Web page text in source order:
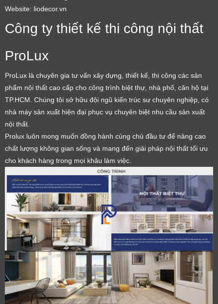
Website: liodecor.vn
Công ty thiết kế thi công nội thất
ProLux
ProLux là chuyên gia tư vấn xây dựng, thiết kế, thi công các sản
phẩm nội thất cao cấp cho công trình biệt thự, nhà phố, căn hộ tại
TP.HCM. Chúng tôi sở hữu đội ngũ kiến trúc sư chuyên nghiệp, có
nhà máy sản xuất hiện đại phục vụ chuyên biệt nhu cầu sản xuất
nội thất.
Prolux luôn mong muốn đồng hành cùng chủ đầu tư để nâng cao
chất lượng không gian sống và mang đến giải pháp nội thất tối ưu
cho khách hàng trong mọi khâu làm việc.